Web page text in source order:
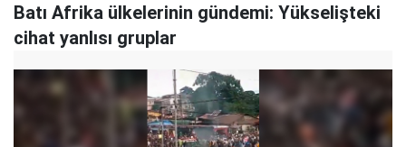
Batı Afrika ülkelerinin gündemi: Yükselişteki
cihat yanlısı gruplar